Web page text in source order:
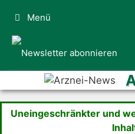
Inhalt
springen
Menü
Uneingeschränkter und